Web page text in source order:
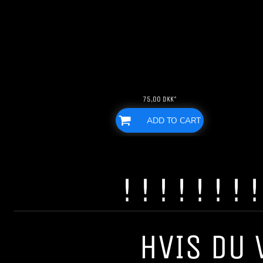
75,00 DKK*
ADD TO CART
! ! ! ! ! ! ! !
HVIS DU